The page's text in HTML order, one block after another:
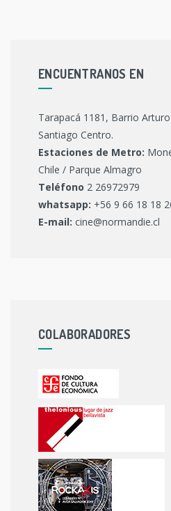
ENCUENTRANOS EN
Tarapacá 1181, Barrio
Santiago Centro.
Estaciones de Metro:
Chile / Parque Almagro
Teléfono 2 26972979
whatsapp: +56 9 66 18 18
E-mail: cine@normandie.cl
COLABORADORES